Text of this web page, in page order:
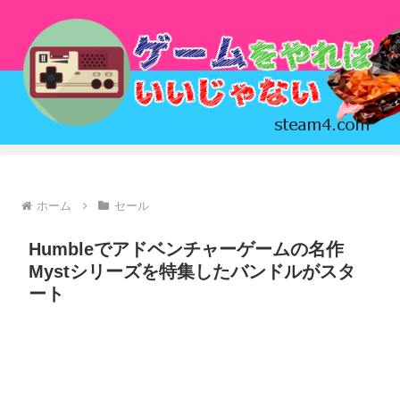
ホーム セール
Humbleでアドベンチャーゲームの名作
Mystシリーズを特集したバンドルがスタ
ート